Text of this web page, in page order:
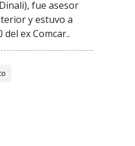
fue asesor
y estuvo a
ex Comcar..